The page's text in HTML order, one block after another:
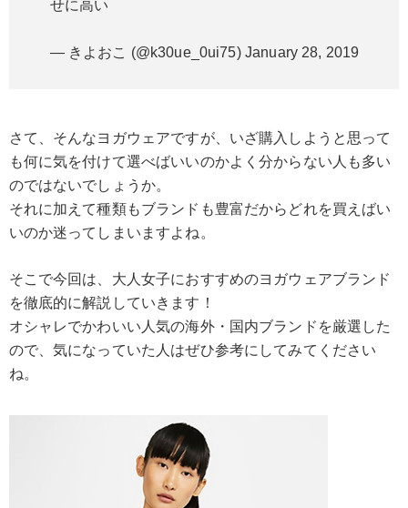
せに高い
— きよおこ (@k30ue_0ui75) January 28, 2019
さて、そんなヨガウェアですが、いざ購入しようと思って
も何に気を付けて選べばいいのかよく分からない人も多い
のではないでしょうか。
それに加えて種類もブランドも豊富だからどれを買えばい
いのか迷ってしまいますよね。
そこで今回は、大人女子におすすめのヨガウェアブランド
を徹底的に解説していきます！
オシャレでかわいい人気の海外・国内ブランドを厳選した
ので、気になっていた人はぜひ参考にしてみてください
ね。